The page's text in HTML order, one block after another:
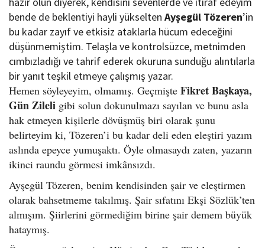
bende de beklentiyi hayli yükselten Ayşegül Tözeren’in
bu kadar zayıf ve etkisiz ataklarla hücum edeceğini
düşünmemiştim. Telaşla ve kontrolsüzce, metnimden
cımbızladığı ve tahrif ederek okuruna sunduğu alıntılarla
bir yanıt teşkil etmeye çalışmış yazar.
Hemen söyleyeyim, olmamış. Geçmişte Fikret Başkaya,
Gün Zileli gibi solun dokunulmazı sayılan ve bunu asla
hak etmeyen kişilerle dövüşmüş biri olarak şunu
belirteyim ki, Tözeren’i bu kadar deli eden eleştiri yazım
aslında epeyce yumuşaktı. Öyle olmasaydı zaten, yazarın
ikinci raundu görmesi imkânsızdı.
Ayşegül Tözeren, benim kendisinden şair ve eleştirmen
olarak bahsetmeme takılmış. Şair sıfatını Ekşi Sözlük’ten
almışım. Şiirlerini görmediğim birine şair demem büyük
hataymış.